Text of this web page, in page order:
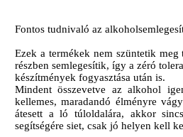
Fontos tudnivaló az
Ezek a termékek nem szüntetik
részben semlegesítik, így a zéró
készítmények fogyasztása után is.
Mindent összevetve az alkohol
kellemes, maradandó élményre
átesett a ló túloldalára, akkor
segítségére siet, csak jó helyen kell